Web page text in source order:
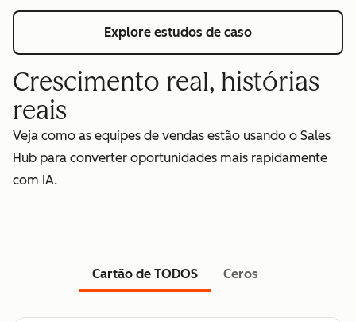
Explore estudos de caso
Crescimento real, histórias
reais
Veja como as equipes de vendas estão usando o Sales
Hub para converter oportunidades mais rapidamente
com IA.
Cartão de TODOS Ceros